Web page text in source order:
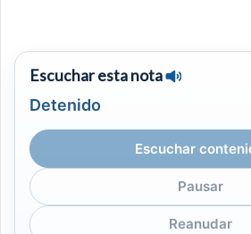
Escuchar esta nota
Detenido
Escuchar
Pausar
Reanudar